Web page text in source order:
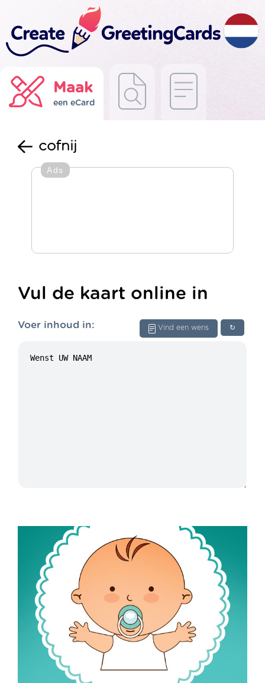
Maak
een eCard
cofnij
Ads
Vul de kaart online in
↻
Vind een wens
Voer inhoud in: